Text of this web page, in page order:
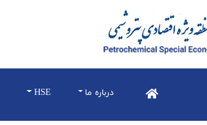
درباره ما HSE